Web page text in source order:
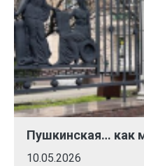
Пушкинская… как
10.05.2026